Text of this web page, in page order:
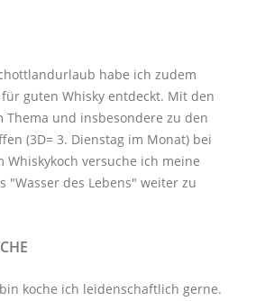
habe ich zudem
guten Whisky entdeckt. Mit den
Thema und insbesondere zu den
(3D= 3. Dienstag im Monat) bei
Whiskykoch versuche ich meine
"Wasser des Lebens" weiter zu
koche ich leidenschaftlich gerne.